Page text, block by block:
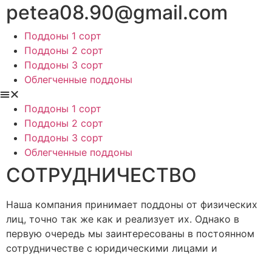
petea08.90@gmail.com
Поддоны 1 сорт
Поддоны 2 сорт
Поддоны 3 сорт
Облегченные поддоны
Поддоны 1 сорт
Поддоны 2 сорт
Поддоны 3 сорт
Облегченные поддоны
СОТРУДНИЧЕСТВО
Наша компания принимает поддоны от физических
лиц, точно так же как и реализует их. Однако в
первую очередь мы заинтересованы в постоянном
сотрудничестве с юридическими лицами и